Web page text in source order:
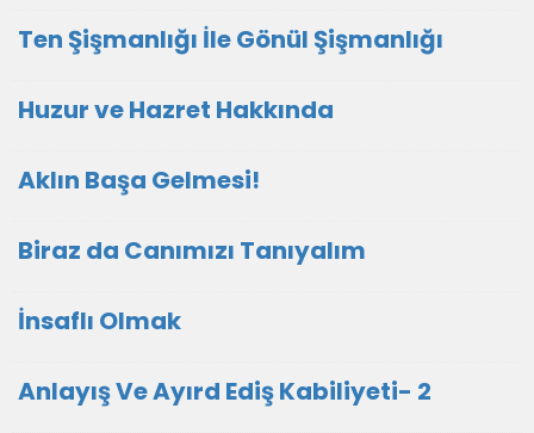
Ten Şişmanlığı İle Gönül Şişmanlığı
Huzur ve Hazret Hakkında
Aklın Başa Gelmesi!
Biraz da Canımızı Tanıyalım
İnsaflı Olmak
Anlayış Ve Ayırd Ediş Kabiliyeti- 2